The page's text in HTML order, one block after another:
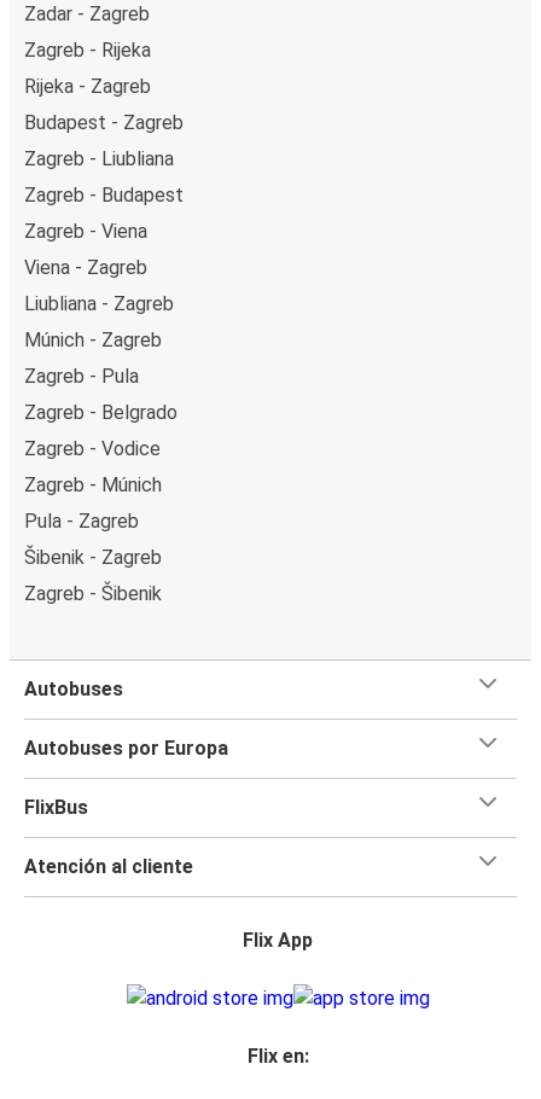
Zadar - Zagreb
Zagreb - Rijeka
Rijeka - Zagreb
Budapest - Zagreb
Zagreb - Liubliana
Zagreb - Budapest
Zagreb - Viena
Viena - Zagreb
Liubliana - Zagreb
Múnich - Zagreb
Zagreb - Pula
Zagreb - Belgrado
Zagreb - Vodice
Zagreb - Múnich
Pula - Zagreb
Šibenik - Zagreb
Zagreb - Šibenik
Autobuses
Autobuses por Europa
FlixBus
Atención al cliente
Flix App
Flix en: